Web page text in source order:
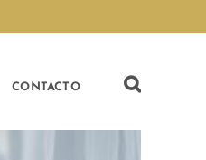
CONTACTO